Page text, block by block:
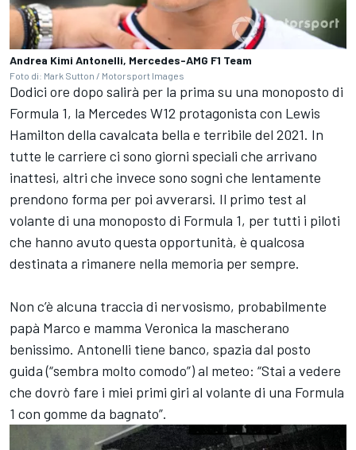
Andrea Kimi Antonelli, Mercedes-AMG F1 Team
Foto di: Mark Sutton / Motorsport Images
Dodici ore dopo salirà per la prima su una monoposto di
Formula 1, la Mercedes W12 protagonista con Lewis
Hamilton della cavalcata bella e terribile del 2021. In
tutte le carriere ci sono giorni speciali che arrivano
inattesi, altri che invece sono sogni che lentamente
prendono forma per poi avverarsi. Il primo test al
volante di una monoposto di Formula 1, per tutti i piloti
che hanno avuto questa opportunità, è qualcosa
destinata a rimanere nella memoria per sempre.
Non c’è alcuna traccia di nervosismo, probabilmente
papà Marco e mamma Veronica la mascherano
benissimo. Antonelli tiene banco, spazia dal posto
guida (“sembra molto comodo”) al meteo: “Stai a vedere
che dovrò fare i miei primi giri al volante di una Formula
1 con gomme da bagnato”.